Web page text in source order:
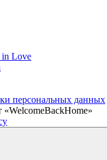
Love
персональных данных
«WelcomeBackHome»